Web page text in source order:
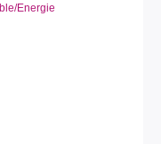
Energie